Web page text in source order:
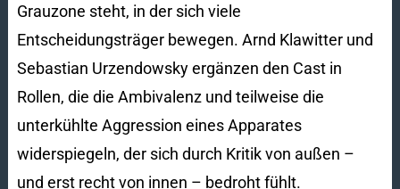
Grauzone steht, in der sich viele
Entscheidungsträger bewegen. Arnd Klawitter und
Sebastian Urzendowsky ergänzen den Cast in
Rollen, die die Ambivalenz und teilweise die
unterkühlte Aggression eines Apparates
widerspiegeln, der sich durch Kritik von außen –
und erst recht von innen – bedroht fühlt.